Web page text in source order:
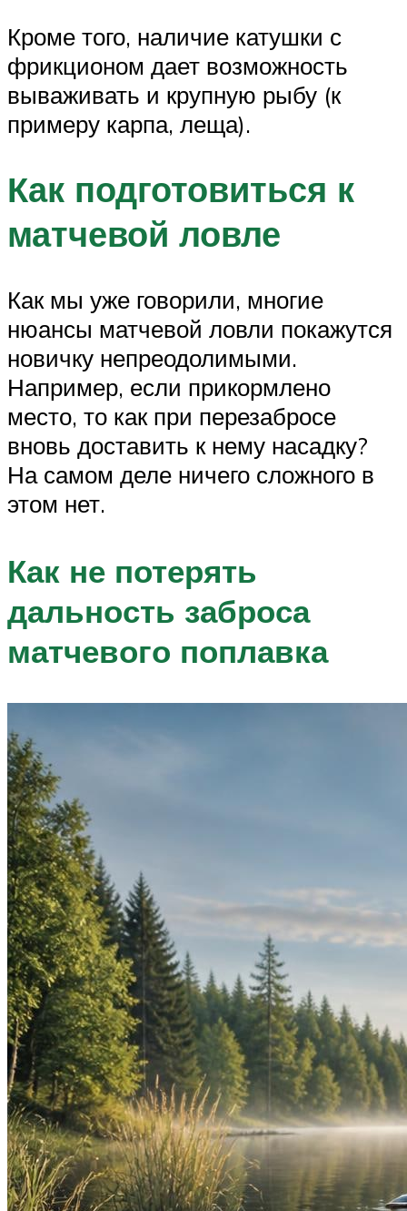
Кроме того, наличие катушки с
фрикционом дает возможность
вываживать и крупную рыбу (к
примеру карпа, леща).
Как подготовиться к
матчевой ловле
Как мы уже говорили, многие
нюансы матчевой ловли покажутся
новичку непреодолимыми.
Например, если прикормлено
место, то как при перезабросе
вновь доставить к нему насадку?
На самом деле ничего сложного в
этом нет.
Как не потерять
дальность заброса
матчевого поплавка